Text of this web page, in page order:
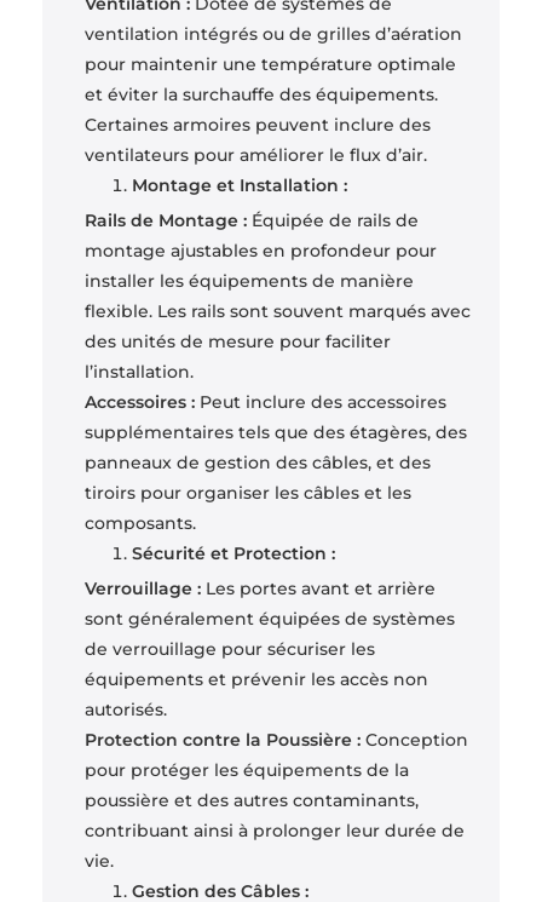
ventilation intégrés ou de grilles d’aération
pour maintenir une température optimale
et éviter la surchauffe des équipements.
Certaines armoires peuvent inclure des
ventilateurs pour améliorer le flux d’air.
Montage et Installation :
Rails de Montage :Équipée de rails de
montage ajustables en profondeur pour
installer les équipements de manière
flexible. Les rails sont souvent marqués avec
des unités de mesure pour faciliter
l’installation.
Accessoires :Peut inclure des accessoires
supplémentaires tels que des étagères, des
panneaux de gestion des câbles, et des
tiroirs pour organiser les câbles et les
composants.
Sécurité et Protection :
Verrouillage :Les portes avant et arrière
sont généralement équipées de systèmes
de verrouillage pour sécuriser les
équipements et prévenir les accès non
autorisés.
Protection contre la Poussière :Conception
pour protéger les équipements de la
poussière et des autres contaminants,
contribuant ainsi à prolonger leur durée de
vie.
Gestion des Câbles :